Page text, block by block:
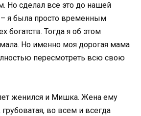
Но сделал все это до нашей
– я была просто временным
богатств. Тогда я об этом
Но именно моя дорогая мама
пересмотреть всю свою
женился и Мишка. Жена ему
грубоватая, во всем и всегда